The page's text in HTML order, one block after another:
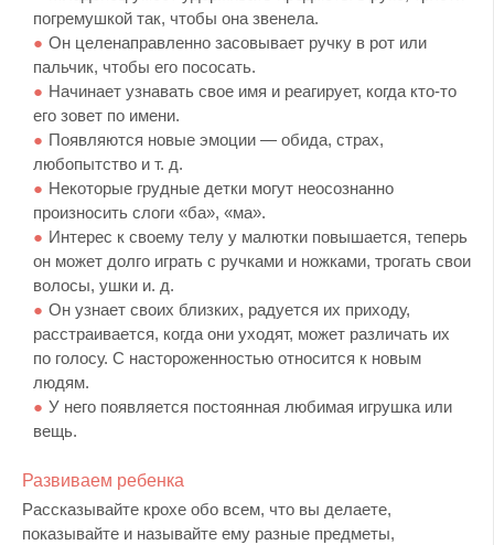
погремушкой так, чтобы она звенела.
Он целенаправленно засовывает ручку в рот или
пальчик, чтобы его пососать.
Начинает узнавать свое имя и реагирует, когда кто-то
его зовет по имени.
Появляются новые эмоции — обида, страх,
любопытство и т. д.
Некоторые грудные детки могут неосознанно
произносить слоги «ба», «ма».
Интерес к своему телу у малютки повышается, теперь
он может долго играть с ручками и ножками, трогать свои
волосы, ушки и. д.
Он узнает своих близких, радуется их приходу,
расстраивается, когда они уходят, может различать их
по голосу. С настороженностью относится к новым
людям.
У него появляется постоянная любимая игрушка или
вещь.
Развиваем ребенка
Рассказывайте крохе обо всем, что вы делаете,
показывайте и называйте ему разные предметы,